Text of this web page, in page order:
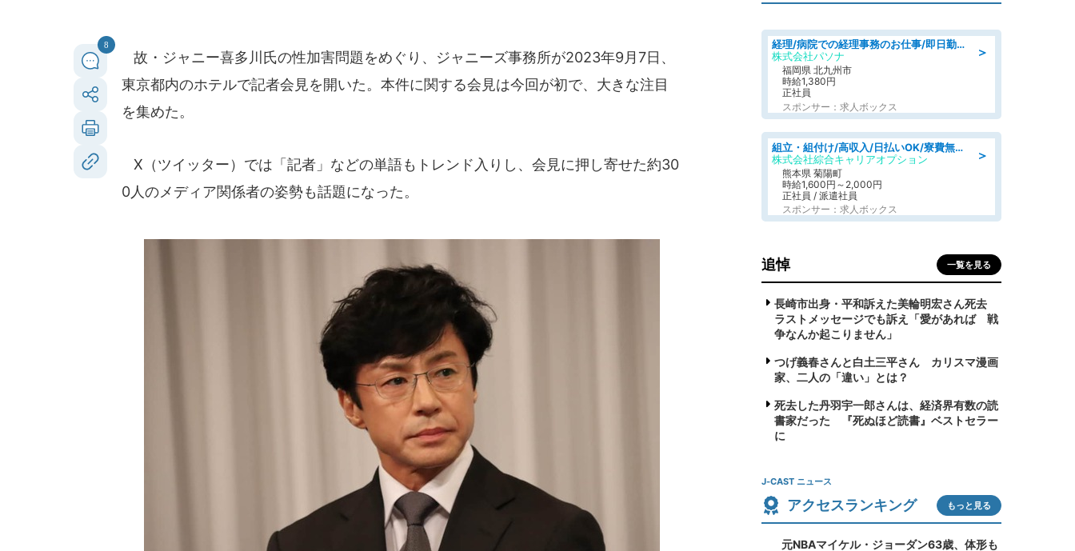
8
故・ジャニー喜多川氏の性加害問題をめぐり、ジャニーズ事務所が2023年9月7日、
東京都内のホテルで記者会見を開いた。本件に関する会見は今回が初で、大きな注目
を集めた。
X（ツイッター）では「記者」などの単語もトレンド入りし、会見に押し寄せた約30
0人のメディア関係者の姿勢も話題になった。
＞
経理/病院での経理事務のお仕事/即日勤務可/車通勤可/経理/一般事務
株式会社パソナ
福岡県 北九州市
時給1,380円
正社員
スポンサー：求人ボックス
＞
組立・組付け/高収入/日払いOK/寮費無料/交替制/20・30・40代活躍中
株式会社綜合キャリアオプション
熊本県 菊陽町
時給1,600円～2,000円
正社員 / 派遣社員
スポンサー：求人ボックス
追悼 一覧を見る
長崎市出身・平和訴えた美輪明宏さん死去
ラストメッセージでも訴え「愛があれば 戦
争なんか起こりません」
つげ義春さんと白土三平さん カリスマ漫画
家、二人の「違い」とは？
死去した丹羽宇一郎さんは、経済界有数の読
書家だった 『死ぬほど読書』ベストセラー
に
J-CAST ニュース
アクセスランキング もっと見る
元NBAマイケル・ジョーダン63歳、体形も